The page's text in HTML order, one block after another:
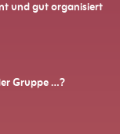
und gut organisiert
Gruppe …?